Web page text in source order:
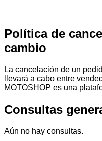
Política de
cambio
La cancelación de un
llevará a cabo entre
MOTOSHOP es una
Consultas
Aún no hay consultas.